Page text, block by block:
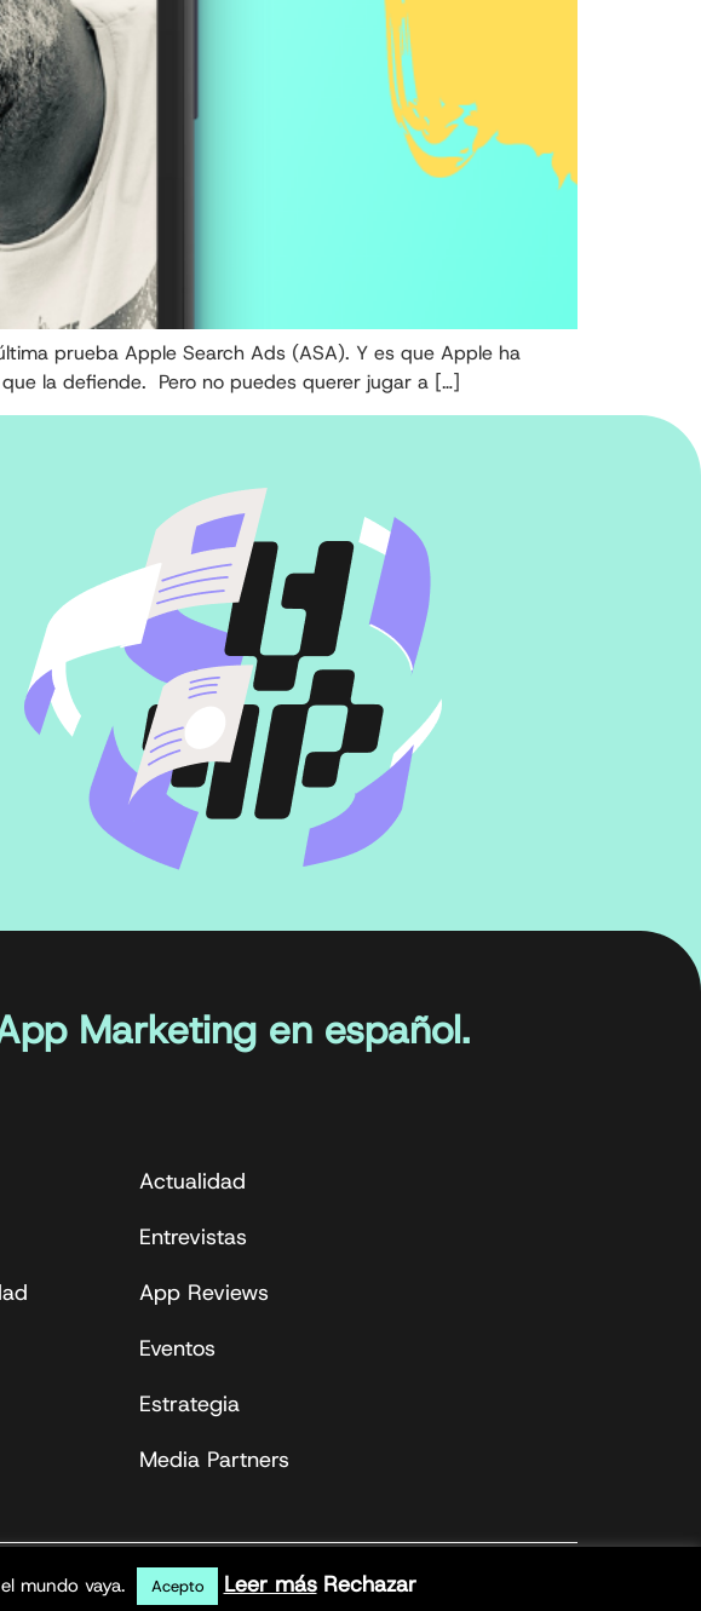
prueba Apple Search Ads (ASA). Y es que Apple ha
la defiende. Pero no puedes querer jugar a […]
Marketing en español.
Actualidad
Entrevistas
App Reviews
Eventos
Estrategia
Media Partners
mundo vaya. Acepto Leer más Rechazar